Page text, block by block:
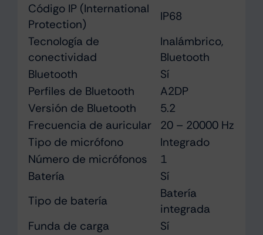
Código IP (International
Protection)
IP68
Tecnología de
conectividad
Inalámbrico,
Bluetooth
Bluetooth
Sí
Perfiles de Bluetooth
A2DP
Versión de Bluetooth
5.2
Frecuencia de auricular
20 – 20000 Hz
Tipo de micrófono
Integrado
Número de micrófonos
1
Batería
Sí
Tipo de batería
Batería
integrada
Funda de carga
Sí